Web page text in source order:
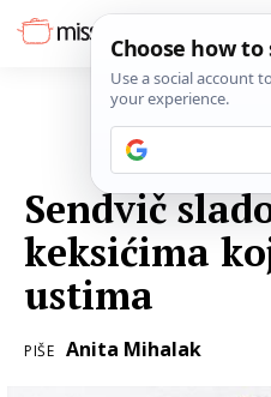
Sendvič
keksićima
ustima
PIŠE Anita Mihalak